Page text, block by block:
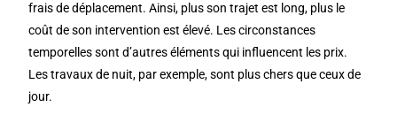
frais de déplacement. Ainsi, plus son trajet est long, plus le
coût de son intervention est élevé. Les circonstances
temporelles sont d’autres éléments qui influencent les prix.
Les travaux de nuit, par exemple, sont plus chers que ceux de
jour.